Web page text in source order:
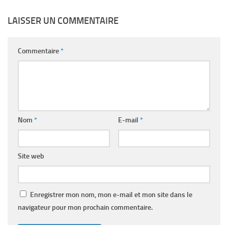
LAISSER UN COMMENTAIRE
Commentaire*
Nom * E-mail *
Site web
Enregistrer mon nom, mon e-mail et mon site dans le
navigateur pour mon prochain commentaire.